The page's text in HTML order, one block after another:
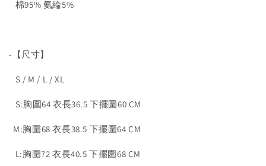
棉95% 氨綸5%
-【尺寸】
S / M / L / XL
S:胸圍64 衣長36.5 下擺圍60 CM
M:胸圍68 衣長38.5 下擺圍64 CM
L:胸圍72 衣長40.5 下擺圍68 CM